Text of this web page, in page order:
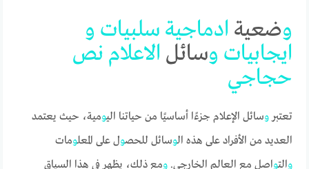
وضعية ادماجية سلبيات و
ايجابيات وسائل الاعلام نص
حجاجي
تعتبروسائل الإعلام جزءًا أساسيًا من حياتنا اليومية، حيث يعتمد
العديد من الأفراد على هذه الوسائل للحصول على المعلومات
والتواصل مع العالم الخارجي.ومع ذلك، يظهر في هذا السياق